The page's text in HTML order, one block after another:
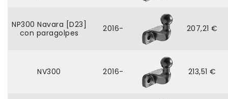
NP300 Navara [D23]
con paragolpes
2016- 207,21 €
NV300 2016- 213,51 €